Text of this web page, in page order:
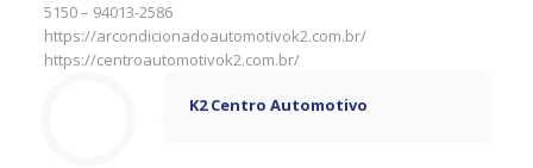
5150 – 94013-2586
https://arcondicionadoautomotivok2.com.br/
https://centroautomotivok2.com.br/
K2 Centro Automotivo